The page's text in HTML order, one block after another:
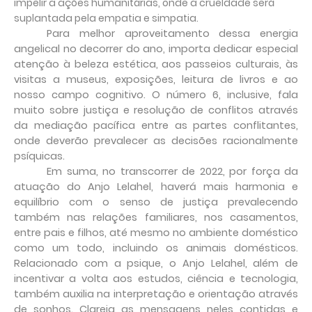
impelir a ações humanitárias, onde a crueldade será
suplantada pela empatia e simpatia.
Para melhor aproveitamento dessa energia
angelical no decorrer do ano, importa dedicar especial
atenção à beleza estética, aos passeios culturais, às
visitas a museus, exposições, leitura de livros e ao
nosso campo cognitivo. O número 6, inclusive, fala
muito sobre justiça e resolução de conflitos através
da mediação pacífica entre as partes conflitantes,
onde deverão prevalecer as decisões racionalmente
psíquicas.
Em suma, no transcorrer de 2022, por força da
atuação do Anjo Lelahel, haverá mais harmonia e
equilíbrio com o senso de justiça prevalecendo
também nas relações familiares, nos casamentos,
entre pais e filhos, até mesmo no ambiente doméstico
como um todo, incluindo os animais domésticos.
Relacionado com a psique, o Anjo Lelahel, além de
incentivar a volta aos estudos, ciência e tecnologia,
também auxilia na interpretação e orientação através